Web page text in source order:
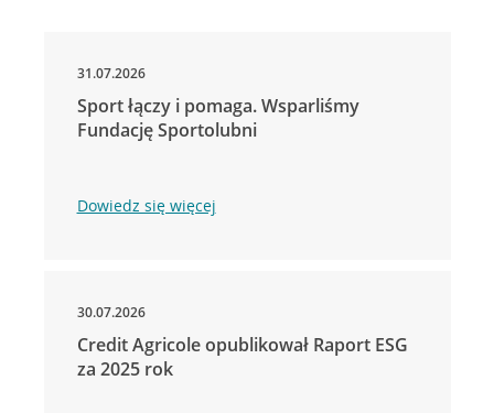
31.07.2026
Sport łączy i pomaga. Wsparliśmy
Fundację Sportolubni
Dowiedz się więcej
30.07.2026
Credit Agricole opublikował Raport ESG
za 2025 rok